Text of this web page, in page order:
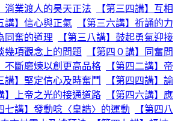
消業渡人的昊天正法
【第三四講】互相
講】信心與正氣
【第三六講】祈誦的力
同奮的道理
【第三八講】鼓起勇氣迎接
幾項觀念上的問題
【第四０講】同奮問
不斷磨煉以創更高品格
【第四二講】帝
講】堅定信心及時奮鬥
【第四四講】諭
】上帝之光的接通道路
【第四六講】應
七講】發動唸〈皇誥〉的運動
【第四八